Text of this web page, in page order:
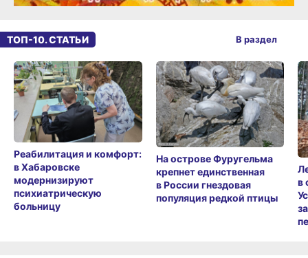
ТОП-10. СТАТЬИ
Реабилитация и комфорт:
в Хабаровске
модернизируют
психиатрическую
больницу
На острове Фуругельма
крепнет единственная
в России гнездовая
популяция редкой птицы
в
В раздел